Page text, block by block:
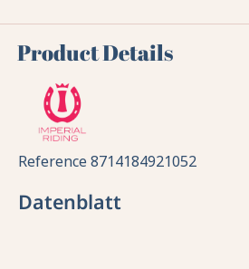
Product Details
Reference8714184921052
Datenblatt